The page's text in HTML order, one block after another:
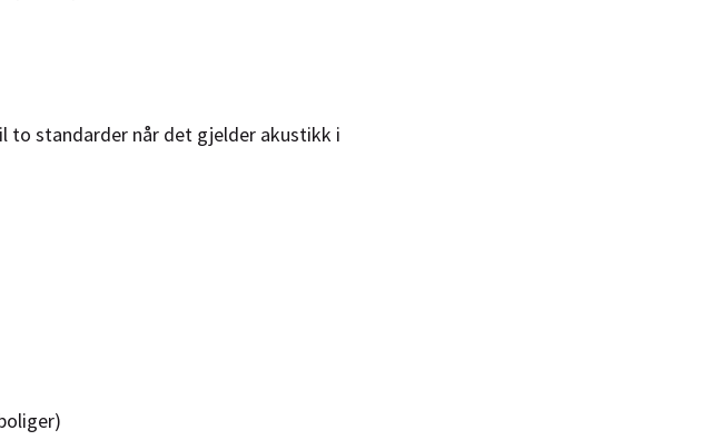
to standarder når det gjelder akustikk i